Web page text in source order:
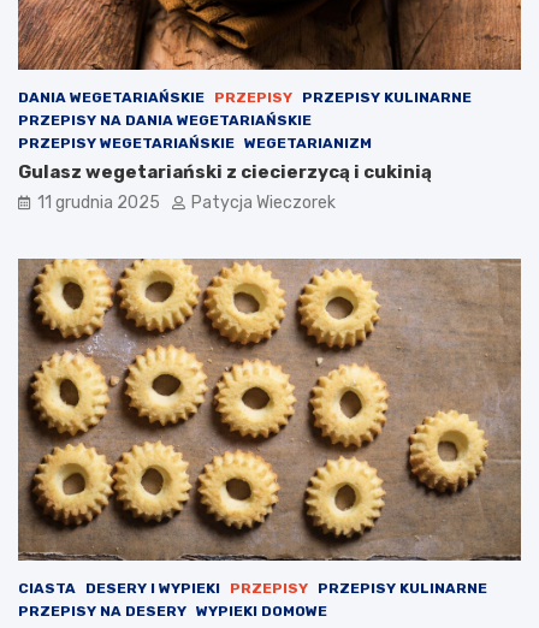
DANIA WEGETARIAŃSKIE PRZEPISY
PRZEPISY KULINARNE
PRZEPISY NA DANIA WEGETARIAŃSKIE
PRZEPISY WEGETARIAŃSKIE WEGETARIANIZM
Gulasz wegetariański z ciecierzycą i cukinią
11 grudnia 2025 Patycja Wieczorek
CIASTA DESERY I WYPIEKI PRZEPISY
PRZEPISY KULINARNE
PRZEPISY NA DESERY WYPIEKI DOMOWE